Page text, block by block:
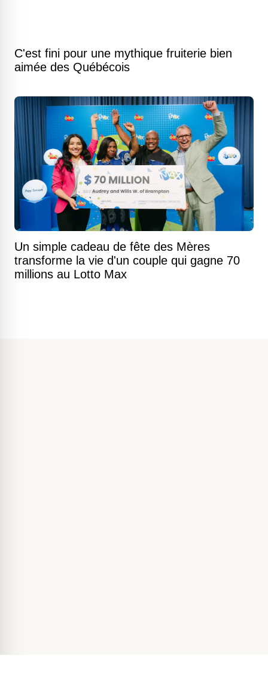
C'est fini pour une mythique fruiterie bien
aimée des Québécois
Un simple cadeau de fête des Mères
transforme la vie d'un couple qui gagne 70
millions au Lotto Max